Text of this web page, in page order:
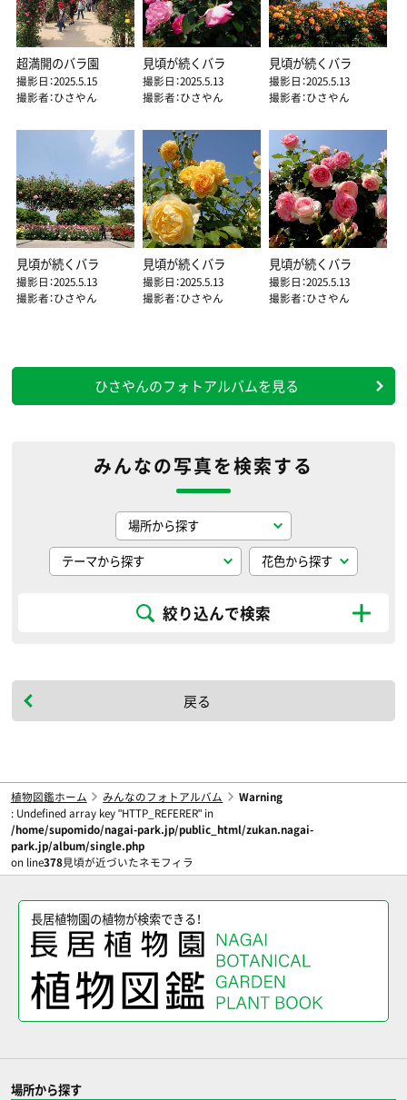
超満開のバラ園
撮影日：2025.5.15
撮影者：ひさやん
見頃が続くバラ
撮影日：2025.5.13
撮影者：ひさやん
見頃が続くバラ
撮影日：2025.5.13
撮影者：ひさやん
見頃が続くバラ
撮影日：2025.5.13
撮影者：ひさやん
見頃が続くバラ
撮影日：2025.5.13
撮影者：ひさやん
見頃が続くバラ
撮影日：2025.5.13
撮影者：ひさやん
ひさやんのフォトアルバムを見る
みんなの写真を検索する
絞り込んで検索
戻る
植物図鑑ホーム みんなのフォトアルバム
Warning
: Undefined array key "HTTP_REFERER" in
/home/supomido/nagai-park.jp/public_html/zukan.nagai-
park.jp/album/single.php
on line378見頃が近づいたネモフィラ
長居植物園の植物が検索できる！
場所から探す